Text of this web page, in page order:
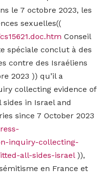
le 7 octobre 2023, les
sexuelles((
Conseil
spéciale conclut à des
contre des Israéliens
2023 )) qu’il a
collecting evidence of
in Israel and
since 7 October 2023
inquiry-collecting-
all-sides-israel)),
en France et